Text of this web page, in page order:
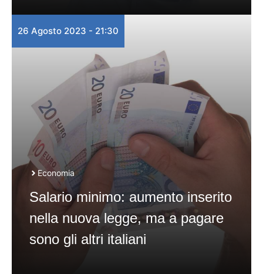
26 Agosto 2023 - 21:30
Economia
Salario minimo: aumento inserito
nella nuova legge, ma a pagare
sono gli altri italiani